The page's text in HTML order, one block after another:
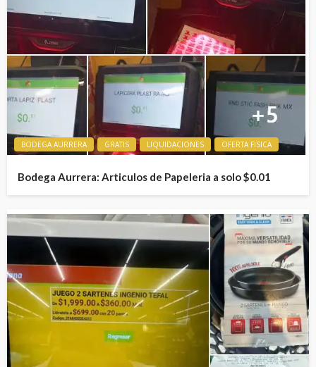
BODEGA AURRERA GRATIS LIQUIDACIONES OFERTA FISICA
Bodega Aurrera: Articulos de Papeleria a solo $0.01